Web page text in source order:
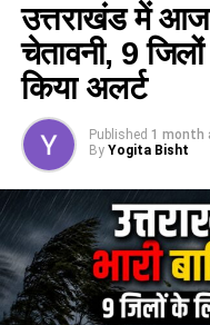
उत्तराखंड में आज
चेतावनी, 9
किया अलर्ट
Published 1 month
By Yogita Bisht